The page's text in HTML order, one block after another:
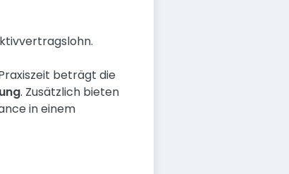
beträgt die
. Zusätzlich bieten
in einem